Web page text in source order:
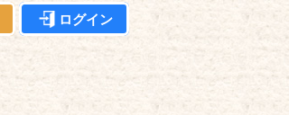
ログイン